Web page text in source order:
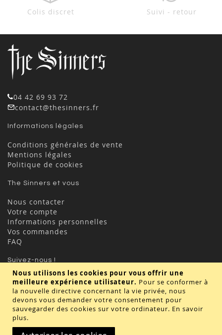
Nous utilisons les cookies pour vous offrir une
meilleure expérience utilisateur. Pour se conformer à
la nouvelle directive concernant la vie privée, nous
devons vous demander votre consentement pour
sauvegarder des cookies sur votre ordinateur. En savoir
plus.
Colis discret Suivi - retour
04 42 69 93 72
contact@thesinners.fr
Informations légales
Conditions générales de vente
Mentions légales
Politique de cookies
The Sinners et vous
Nous contacter
Votre compte
Informations personnelles
Vos commandes
FAQ
Suivez-nous !
Valider